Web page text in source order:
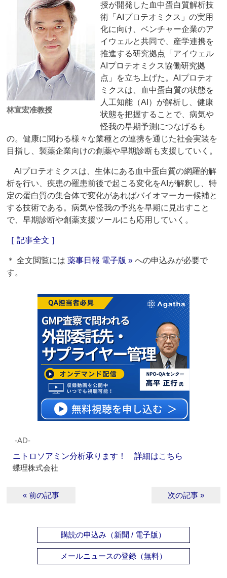
林宣宏准教授
授が開発した血中蛋白質解析技
術「AIプロテオミクス」の実用
化に向け、ベンチャー企業のア
イウェルと共同で、産学連携を
推進する研究拠点「アイウェル
AIプロテオミクス協働研究拠
点」を立ち上げた。AIプロテオ
ミクスは、血中蛋白質の状態を
人工知能（AI）が解析し、健康
状態を把握することで、病気や
怪我の早期予測につなげるも
の。健康に関わる様々な業種との連携を通じた社会実装を
目指し、製薬企業向けの創薬や早期診断も支援していく。
AIプロテオミクスは、生体にある血中蛋白質の網羅的解
析を行い、疾患の罹患前後で起こる変化をAIが解釈し、特
定の蛋白質の集合体で変化があればバイオマーカー候補と
する技術である。病気や怪我の予兆を早期に見出すこと
で、早期診断や創薬支援ツールにも応用していく。
［ 記事全文 ］
＊ 全文閲覧には薬事日報 電子版 » への申込みが必要で
す。
‐AD‐
ニトロソアミン分析承ります！ 詳細はこちら
蝶理株式会社
« 前の記事 次の記事 »
購読の申込み（新聞 / 電子版）
メールニュースの登録（無料）